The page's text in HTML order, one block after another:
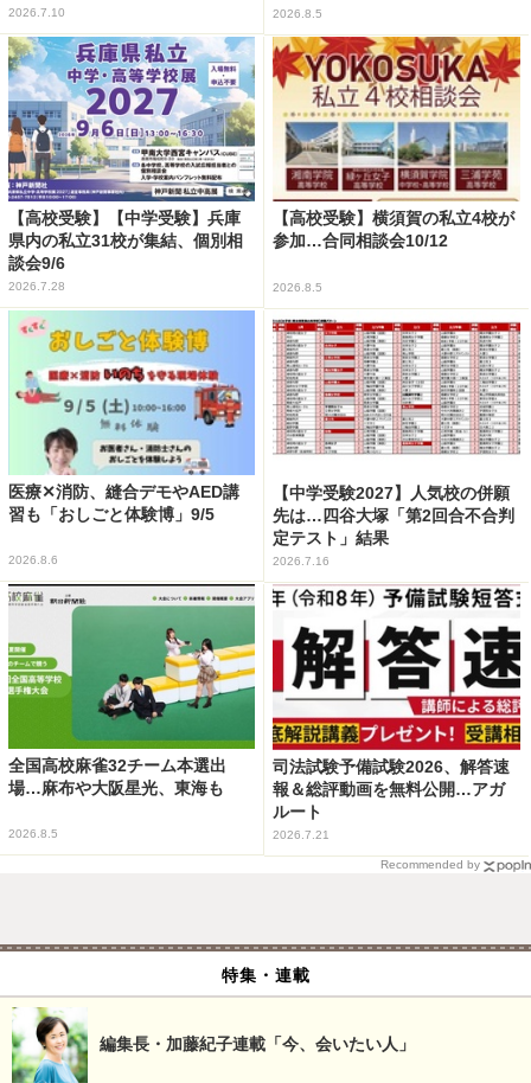
2026.7.10 2026.8.5
【高校受験】【中学受験】兵庫
県内の私立31校が集結、個別相
談会9/6
2026.7.28
【高校受験】横須賀の私立4校が
参加…合同相談会10/12
2026.8.5
医療✕消防、縫合デモやAED講
習も「おしごと体験博」9/5
2026.8.6
【中学受験2027】人気校の併願
先は…四谷大塚「第2回合不合判
定テスト」結果
2026.7.16
全国高校麻雀32チーム本選出
場…麻布や大阪星光、東海も
2026.8.5
司法試験予備試験2026、解答速
報＆総評動画を無料公開…アガ
ルート
2026.7.21
Recommended by
特集・連載
編集長・加藤紀子連載「今、会いたい人」